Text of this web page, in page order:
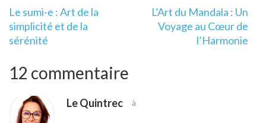
Navigation
de
l’article
Le sumi-e : Art de la
simplicité et de la
sérénité
L’Art du Mandala : Un
Voyage au Cœur de
l’Harmonie
12 commentaire
Le Quintrec à